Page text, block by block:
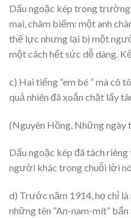
Dấu ngoặc kép trong
mai, châm biếm: một anh
thế lực nhưng lại bị một
một cách hết sức dễ dàng.
c) Hai tiếng “em bé ” mà cô
quả nhiên đã xoắn chặt lấy
(Nguyên Hồng, Những ngày
Dấu ngoặc kép đã tách
người khác trong chuỗi lời
d) Trước năm 1914, họ chỉ
những tên “An-nam-mít”